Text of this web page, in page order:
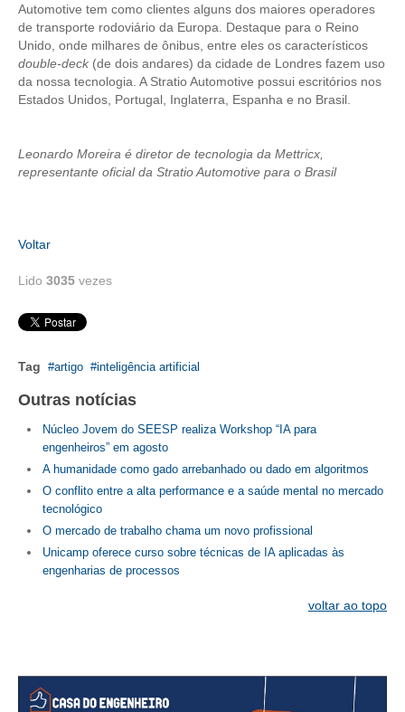
CONTATO
ENGENHEIRO EMPREENDEDOR
SEESP EDUCAÇÃO
PLANO DE SAÚDE
SEESPPREV
CONSÓRCIOS
CAMPANHAS SALARIAIS
PALAVRA DO MURILO
NOTÍCIAS
SEESP NOTÍCIAS
Automotive tem como clientes alguns dos maiores operadores
de transporte rodoviário da Europa. Destaque para o Reino
Unido, onde milhares de ônibus, entre eles os característicos
double-deck (de dois andares) da cidade de Londres fazem uso
da nossa tecnologia. A Stratio Automotive possui escritórios nos
Estados Unidos, Portugal, Inglaterra, Espanha e no Brasil.
Leonardo Moreira é diretor de tecnologia da Mettricx,
representante oficial da Stratio Automotive para o Brasil
Voltar
Lido 3035 vezes
Tag artigo inteligência artificial
Outras notícias
Núcleo Jovem do SEESP realiza Workshop “IA para
engenheiros” em agosto
A humanidade como gado arrebanhado ou dado em algoritmos
O conflito entre a alta performance e a saúde mental no mercado
tecnológico
O mercado de trabalho chama um novo profissional
Unicamp oferece curso sobre técnicas de IA aplicadas às
engenharias de processos
voltar ao topo